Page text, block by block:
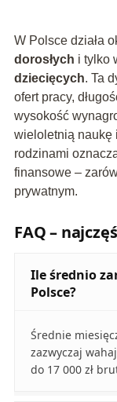
W Polsce działa
dorosłych i tylko
dziecięcych. Ta
ofert pracy,
wysokość
wieloletnią naukę
rodzinami
finansowe –
prywatnym.
FAQ –
Ile średnio
Polsce?
Średnie
zazwyczaj
do 17 000 zł